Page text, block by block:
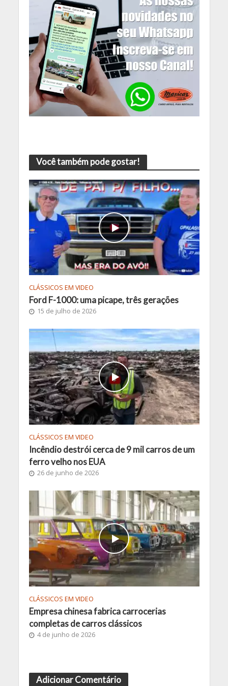
Você também pode gostar!
CLÁSSICOS EM VIDEO
Ford F-1000: uma picape, três gerações
15 de julho de 2026
CLÁSSICOS EM VIDEO
Incêndio destrói cerca de 9 mil carros de um
ferro velho nos EUA
26 de junho de 2026
CLÁSSICOS EM VIDEO
Empresa chinesa fabrica carrocerias
completas de carros clássicos
4 de junho de 2026
Adicionar Comentário